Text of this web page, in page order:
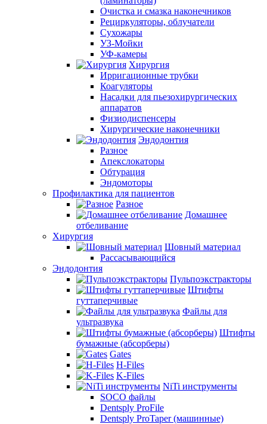
Очистка и смазка наконечников
Рециркуляторы, облучатели
Сухожары
УЗ-Мойки
УФ-камеры
Хирургия
Ирригационные трубки
Коагуляторы
Насадки для пьезохирургических
аппаратов
Физиодиспенсеры
Хирургические наконечники
Эндодонтия
Разное
Апекслокаторы
Обтурация
Эндомоторы
Профилактика для пациентов
Разное
Домашнее
отбеливание
Хирургия
Шовный материал
Рассасывающийся
Эндодонтия
Пульпоэкстракторы
Штифты
гуттаперчивые
Файлы для
ультразвука
Штифты
бумажные (абсорберы)
Gates
H-Files
K-Files
NiTi инструменты
SOCO файлы
Dentsply ProFile
Dentsply ProTaper (машинные)